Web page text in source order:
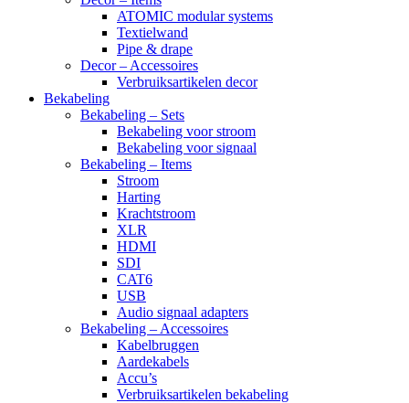
ATOMIC modular systems
Textielwand
Pipe & drape
Decor – Accessoires
Verbruiksartikelen decor
Bekabeling
Bekabeling – Sets
Bekabeling voor stroom
Bekabeling voor signaal
Bekabeling – Items
Stroom
Harting
Krachtstroom
XLR
HDMI
SDI
CAT6
USB
Audio signaal adapters
Bekabeling – Accessoires
Kabelbruggen
Aardekabels
Accu’s
Verbruiksartikelen bekabeling